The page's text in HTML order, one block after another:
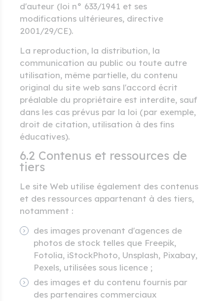
d'auteur (loi n° 633/1941 et ses
modifications ultérieures, directive
2001/29/CE).
La reproduction, la distribution, la
communication au public ou toute autre
utilisation, même partielle, du contenu
original du site web sans l'accord écrit
préalable du propriétaire est interdite, sauf
dans les cas prévus par la loi (par exemple,
droit de citation, utilisation à des fins
éducatives).
6.2 Contenus et ressources de
tiers
Le site Web utilise également des contenus
et des ressources appartenant à des tiers,
notamment :
des images provenant d'agences de
photos de stock telles que Freepik,
Fotolia, iStockPhoto, Unsplash, Pixabay,
Pexels, utilisées sous licence ;
des images et du contenu fournis par
des partenaires commerciaux